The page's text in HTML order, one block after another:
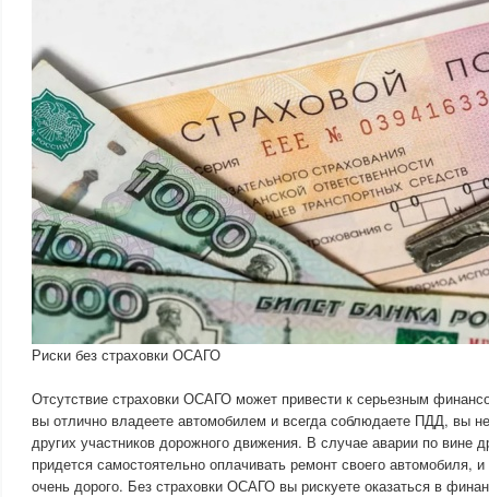
Риски без страховки ОСАГО
Отсутствие страховки ОСАГО может привести к серьезным
вы отлично владеете автомобилем и всегда соблюдаете ПДД, вы
других участников дорожного движения. В случае аварии по вине
придется самостоятельно оплачивать ремонт своего автомобиля,
очень дорого. Без страховки ОСАГО вы рискуете оказаться в